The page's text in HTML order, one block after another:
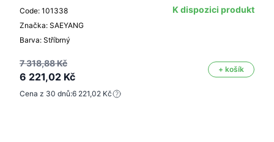
Code: 101338
Značka: SAEYANG
Barva: Stříbrný
K dispozici produkt
7 318,88 Kč
6 221,02 Kč
+ košík
Cena z 30 dnů:6 221,02 Kč